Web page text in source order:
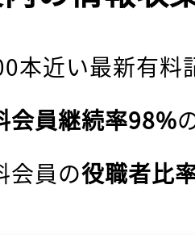
本近い最新有料
会員継続率98%
会員の役職者比